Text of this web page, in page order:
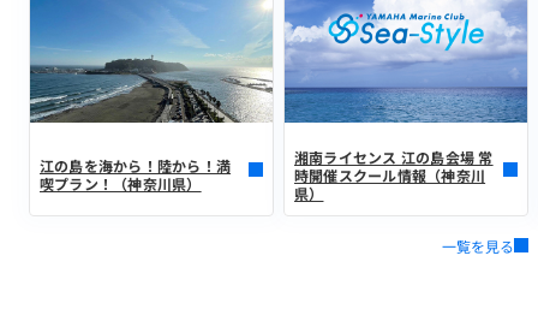
江の島を海から！陸から！満
喫プラン！（神奈川県）
湘南ライセンス 江の島会場 常
時開催スクール情報（神奈川
県）
一覧を見る